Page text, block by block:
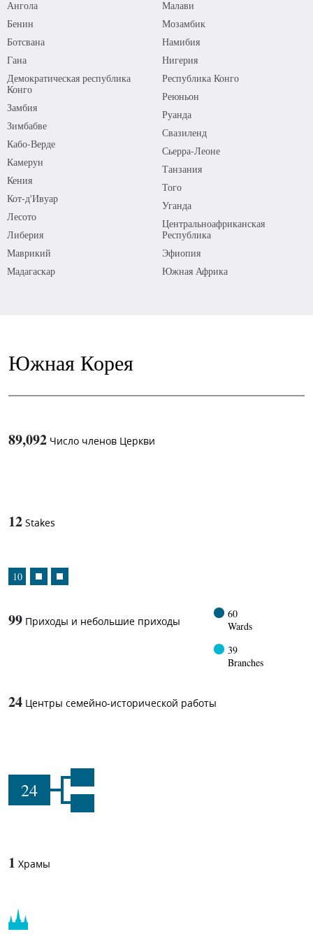
Ангола
Бенин
Ботсвана
Гана
Демократическая республика
Конго
Замбия
Зимбабве
Кабо-Верде
Камерун
Кения
Кот-д'Ивуар
Лесото
Либерия
Маврикий
Мадагаскар
Малави
Мозамбик
Намибия
Нигерия
Республика Конго
Реюньон
Руанда
Свазиленд
Сьерра-Леоне
Танзания
Того
Уганда
Центральноафриканская
Республика
Эфиопия
Южная Африка
Южная Корея
89,092 Число членов Церкви
12 Stakes
10
99 Приходы и небольшие приходы
60
Wards
39
Branches
24 Центры семейно-исторической работы
24
1 Храмы